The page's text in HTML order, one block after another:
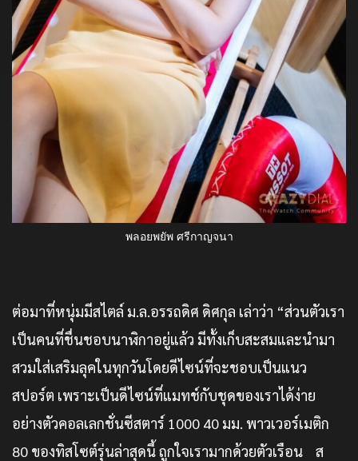
พลอยพยัพ ศรีกาญจนา
ต่อมาที่หนุ่มมีสไตล์ ม.ล.อรรถดิศ ดิศกุล เล่าว่า “ส่วนตัวเรา
เป็นคนที่ชื่นชอบนาฬิกาอยู่แล้ว มีทั้งเก็บสะสมและนำมา
สวมใส่เสริมลุคในทุกวันโดยดีไซน์ที่จะชอบเป็นแนว
สปอร์ต เพราะเป็นดีไซน์ที่แมทช์กับชุดของเราได้ง่าย
อย่างตัวคอลเลกชั่นซีสตาร์ 1000 40 มม. พาวเวอร์เมติก
80 ของทิสโซต์รุ่นล่าสุดนี้ ถูกใจเรามากด้วยตัวเรือน ส